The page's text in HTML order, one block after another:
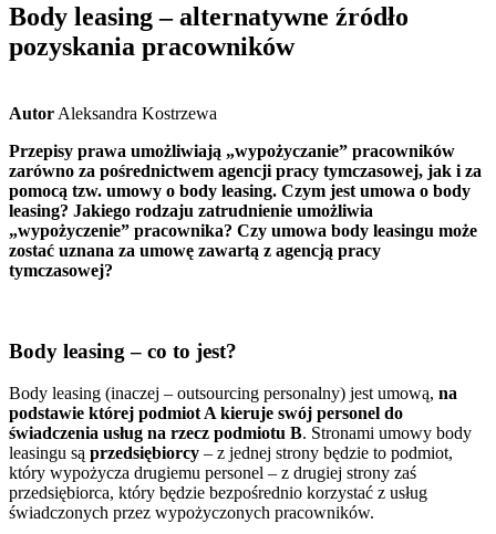
Body leasing – alternatywne źródło
pozyskania pracowników
Autor Aleksandra Kostrzewa
Przepisy prawa umożliwiają „wypożyczanie” pracowników
zarówno za pośrednictwem agencji pracy tymczasowej, jak i za
pomocą tzw. umowy o body leasing. Czym jest umowa o body
leasing? Jakiego rodzaju zatrudnienie umożliwia
„wypożyczenie” pracownika? Czy umowa body leasingu może
zostać uznana za umowę zawartą z agencją pracy
tymczasowej?
Body leasing – co to jest?
Body leasing (inaczej – outsourcing personalny) jest umową, na
podstawie której podmiot A kieruje swój personel do
świadczenia usług na rzecz podmiotu B. Stronami umowy body
leasingu są przedsiębiorcy – z jednej strony będzie to podmiot,
który wypożycza drugiemu personel – z drugiej strony zaś
przedsiębiorca, który będzie bezpośrednio korzystać z usług
świadczonych przez wypożyczonych pracowników.